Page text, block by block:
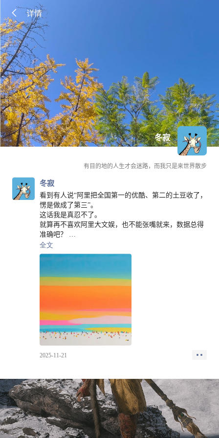
详情
冬寂
有目的地的人生才会迷路，而我只是来世界散步
冬寂
看到有人说“阿里把全国第一的优酷、第二的土豆收了，
愣是做成了第三”。
这话我是真忍不了。
就算再不喜欢阿里大文娱，也不能张嘴就来，数据总得
准确吧？
说句公道话：
现在国内视频平台第三是芒果，优酷已经掉到第四了。
全文
2025-11-21